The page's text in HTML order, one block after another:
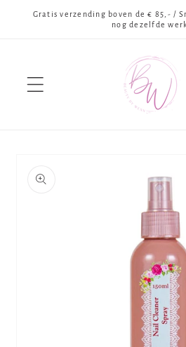
naar de
Gratis verzending boven de € 85,- /
nog dezelfde